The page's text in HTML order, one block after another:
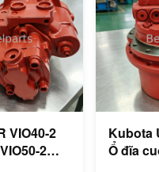
VIO40-2
2
Kubota
Ổ đĩa